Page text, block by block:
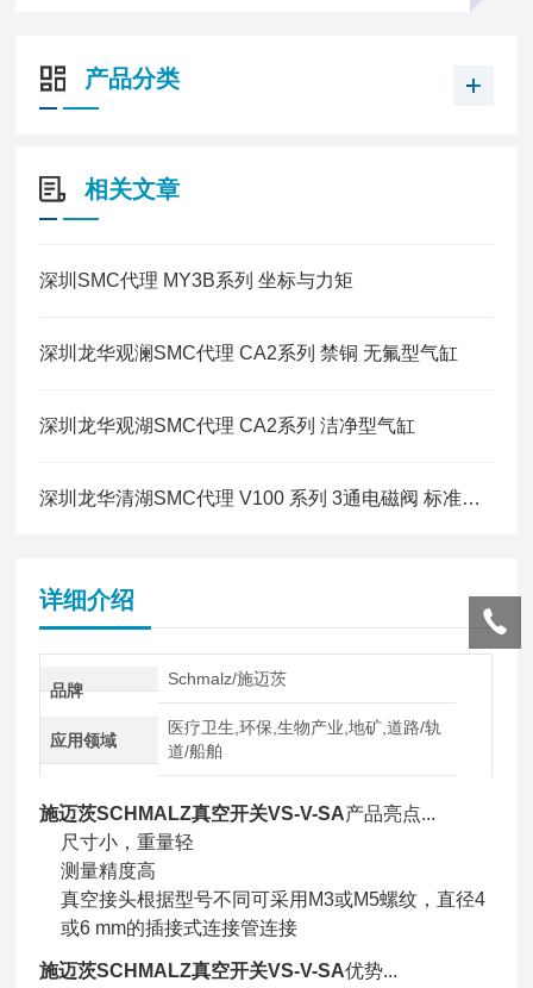
产品分类
相关文章
深圳SMC代理 MY3B系列 坐标与力矩
深圳龙华观澜SMC代理 CA2系列 禁铜 无氟型气缸
深圳龙华观湖SMC代理 CA2系列 洁净型气缸
深圳龙华清湖SMC代理 V100 系列 3通电磁阀 标准型 底板配管型
详细介绍
品牌
Schmalz/施迈茨
应用领域
医疗卫生,环保,生物产业,地矿,道路/轨
道/船舶
施迈茨SCHMALZ真空开关VS-V-SA产品亮点...
尺寸小，重量轻
测量精度高
真空接头根据型号不同可采用M3或M5螺纹，直径4
或6 mm的插接式连接管连接
施迈茨SCHMALZ真空开关VS-V-SA优势...